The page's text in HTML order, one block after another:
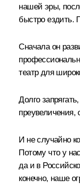
нашей эры,
быстро ездить.
Сначала он
театр для
Долго
И не случайно
Потому что у
да и в
конечно, наше